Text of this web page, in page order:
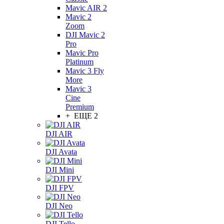
Mavic AIR 2
Mavic 2
Zoom
DJI Mavic 2
Pro
Mavic Pro
Platinum
Mavic 3 Fly
More
Mavic 3
Cine
Premium
+ ЕЩЕ 2
DJI AIR
DJI Avata
DJI Mini
DJI FPV
DJI Neo